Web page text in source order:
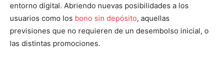
entorno digital. Abriendo nuevas posibilidades a los
usuarios como los bono sin depósito, aquellas
previsiones que no requieren de un desembolso inicial, o
las distintas promociones.